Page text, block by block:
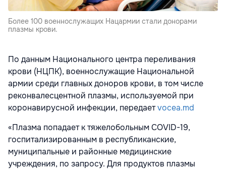
Более 100 военнослужащих Нацармии стали донорами
плазмы крови.
По данным Национального центра переливания
крови (НЦПК), воен­нослужащие Национальной
армии среди главных доноров крови, в том числе
реконвалесцентной плазмы, используемой при
коронавирусной инфекции, передаетvocea.md
«Плазма попадает к тяжелоболь­ным COVID-19,
госпитализированным в республиканские,
муниципальные и районные медицинские
учреждения, по запросу. Для продуктов плазмы